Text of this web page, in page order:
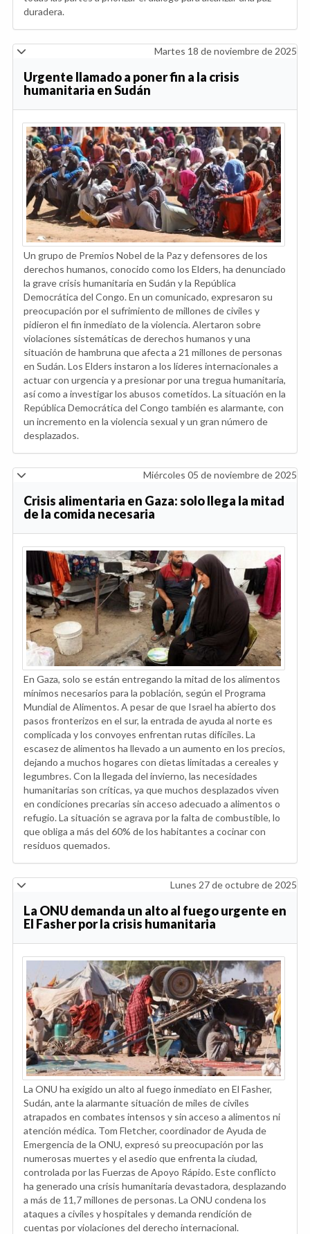
duradera.
Martes 18 de noviembre de 2025
Urgente llamado a poner fin a la crisis
humanitaria en Sudán
Un grupo de Premios Nobel de la Paz y defensores de los
derechos humanos, conocido como los Elders, ha denunciado
la grave crisis humanitaria en Sudán y la República
Democrática del Congo. En un comunicado, expresaron su
preocupación por el sufrimiento de millones de civiles y
pidieron el fin inmediato de la violencia. Alertaron sobre
violaciones sistemáticas de derechos humanos y una
situación de hambruna que afecta a 21 millones de personas
en Sudán. Los Elders instaron a los líderes internacionales a
actuar con urgencia y a presionar por una tregua humanitaria,
así como a investigar los abusos cometidos. La situación en la
República Democrática del Congo también es alarmante, con
un incremento en la violencia sexual y un gran número de
desplazados.
Miércoles 05 de noviembre de 2025
Crisis alimentaria en Gaza: solo llega la mitad
de la comida necesaria
En Gaza, solo se están entregando la mitad de los alimentos
mínimos necesarios para la población, según el Programa
Mundial de Alimentos. A pesar de que Israel ha abierto dos
pasos fronterizos en el sur, la entrada de ayuda al norte es
complicada y los convoyes enfrentan rutas difíciles. La
escasez de alimentos ha llevado a un aumento en los precios,
dejando a muchos hogares con dietas limitadas a cereales y
legumbres. Con la llegada del invierno, las necesidades
humanitarias son críticas, ya que muchos desplazados viven
en condiciones precarias sin acceso adecuado a alimentos o
refugio. La situación se agrava por la falta de combustible, lo
que obliga a más del 60% de los habitantes a cocinar con
residuos quemados.
Lunes 27 de octubre de 2025
La ONU demanda un alto al fuego urgente en
El Fasher por la crisis humanitaria
La ONU ha exigido un alto al fuego inmediato en El Fasher,
Sudán, ante la alarmante situación de miles de civiles
atrapados en combates intensos y sin acceso a alimentos ni
atención médica. Tom Fletcher, coordinador de Ayuda de
Emergencia de la ONU, expresó su preocupación por las
numerosas muertes y el asedio que enfrenta la ciudad,
controlada por las Fuerzas de Apoyo Rápido. Este conflicto
ha generado una crisis humanitaria devastadora, desplazando
a más de 11,7 millones de personas. La ONU condena los
ataques a civiles y hospitales y demanda rendición de
cuentas por violaciones del derecho internacional.